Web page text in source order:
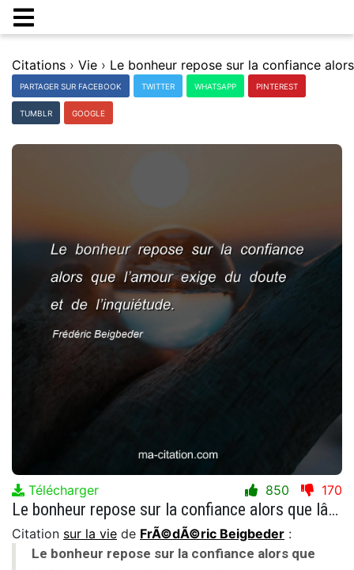
Citations › Vie ›
PARTAGER SUR FACEBOOK TWITTER WHATSAPP PINTEREST
TUMBLR GOOGLE
Télécharger 850 170
Le bonheur repose sur la confiance alors que lâ€™amour exige du doute et de lâ€™inquiÃ©tude.
Citation sur la vie de FrÃ©dÃ©ric Beigbeder :
Le bonheur repose sur la confiance alors que